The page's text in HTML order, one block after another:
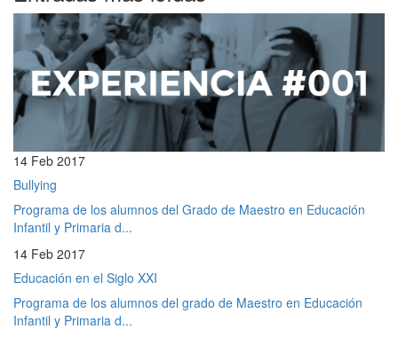
14 Feb 2017
Bullying
Programa de los alumnos del Grado de Maestro en Educación
Infantil y Primaria d...
14 Feb 2017
Educación en el Siglo XXI
Programa de los alumnos del grado de Maestro en Educación
Infantil y Primaria d...